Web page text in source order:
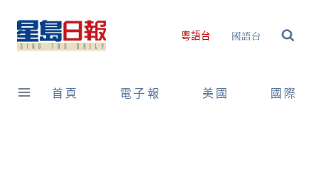
content
粵語台 國語台
首頁 電子報 美國 國際